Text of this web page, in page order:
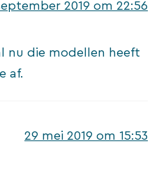
2019 om 22:56
nu die modellen heeft
af.
29 mei 2019 om 15:53